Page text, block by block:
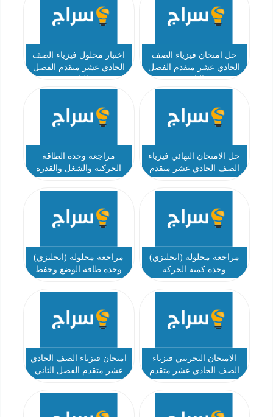
حل امتحان فيزياء الصف
الحادي عشر متقدم الفصل
اختبار محلول فيزياء الصف
الحادي عشر متقدم الفصل
حل الامتحان النهائي فيزياء
الصف الحادي عشر متقدم
مراجعة وحدة الطاقة
الحركية والشغل والقدرة
متقدم الفصل الثاني
مراجعة محلولة (انجليزي)
وحدة كمية الحركة
الحادي عشر متقدم الفصل
مراجعة محلولة (انجليزي)
وحدة طاقة الوضع وحفظ
عشر متقدم الفصل الثاني أ
الامتحان التجريبي فيزياء
الصف الحادي عشر متقدم
امتحان فيزياء الصف الحادي
عشر متقدم الفصل الثاني